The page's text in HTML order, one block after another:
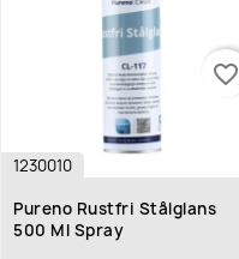
1230010
Pureno Rustfri Stålglans
500 Ml Spray
favorite_border